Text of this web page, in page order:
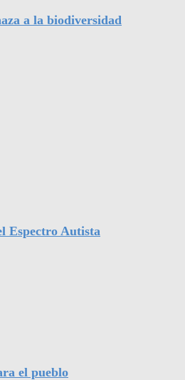
a la biodiversidad
Espectro Autista
el pueblo